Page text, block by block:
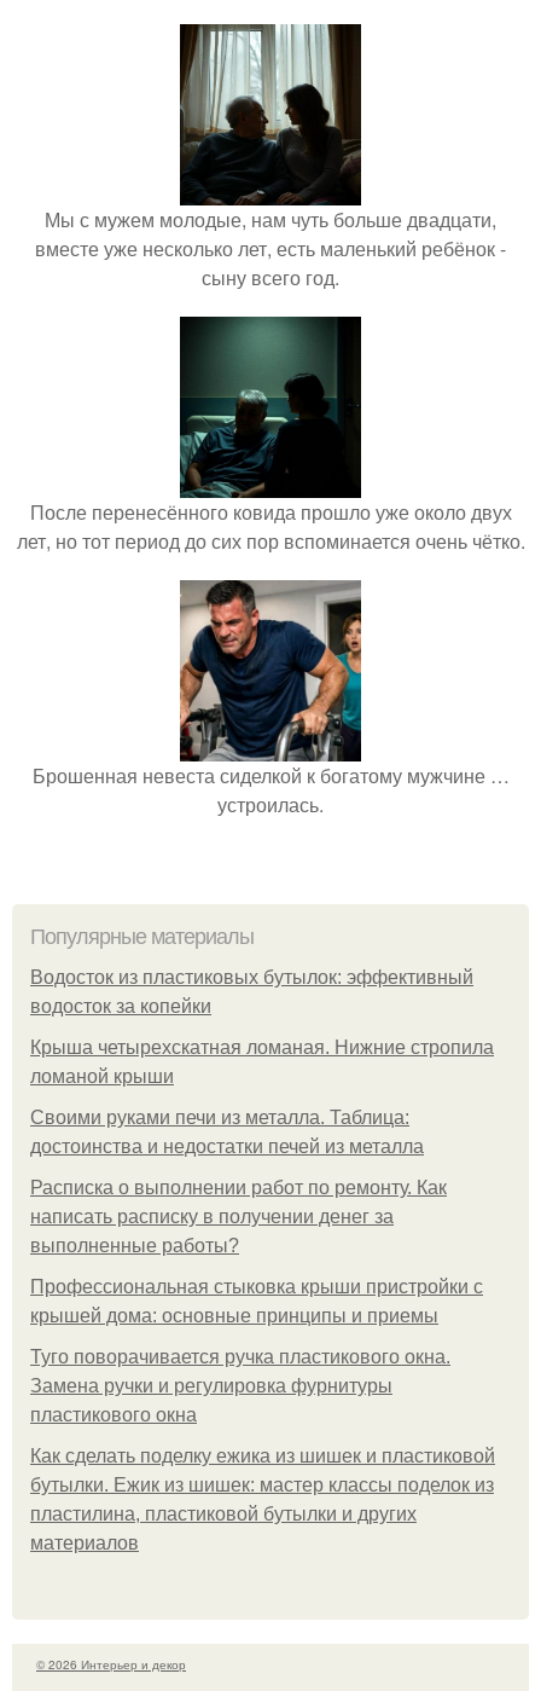
Мы с мужем молодые, нам чуть больше двадцати,
вместе уже несколько лет, есть маленький ребёнок -
сыну всего год.
После перенесённого ковида прошло уже около двух
лет, но тот период до сих пор вспоминается очень чётко.
Брошенная невеста сиделкой к богатому мужчине …
устроилась.
Популярные материалы
Водосток из пластиковых бутылок: эффективный
водосток за копейки
Крыша четырехскатная ломаная. Нижние стропила
ломаной крыши
Своими руками печи из металла. Таблица:
достоинства и недостатки печей из металла
Расписка о выполнении работ по ремонту. Как
написать расписку в получении денег за
выполненные работы?
Профессиональная стыковка крыши пристройки с
крышей дома: основные принципы и приемы
Туго поворачивается ручка пластикового окна.
Замена ручки и регулировка фурнитуры
пластикового окна
Как сделать поделку ежика из шишек и пластиковой
бутылки. Ежик из шишек: мастер классы поделок из
пластилина, пластиковой бутылки и других
материалов
© 2026 Интерьер и декор